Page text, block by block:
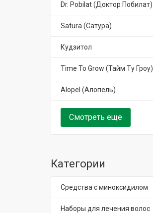
Dr. Pobilat (Доктор Побилат)
Satura (Сатура)
Кудзитол
Time To Grow (Тайм Ту Гроу)
Alopel (Алопель)
Смотреть еще
Категории
Средства с миноксидилом
Наборы для лечения волос